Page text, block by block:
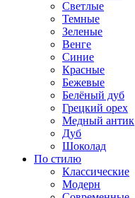
Светлые
Темные
Зеленые
Венге
Синие
Красные
Бежевые
Белёный дуб
Грецкий орех
Медный антик
Дуб
Шоколад
По стилю
Классические
Модерн